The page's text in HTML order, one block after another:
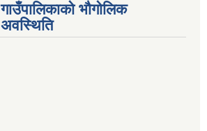
गाउँपालिकाको भौगोलिक
अवस्थिति